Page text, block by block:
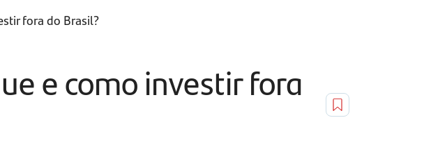
fora do Brasil?
e como investir fora